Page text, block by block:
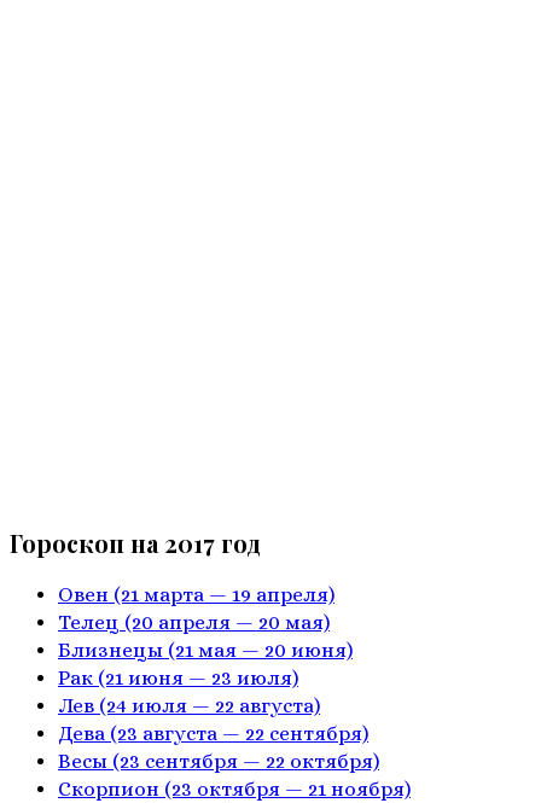
Гороскоп на 2017 год
Овен (21 марта — 19 апреля)
Телец (20 апреля — 20 мая)
Близнецы (21 мая — 20 июня)
Рак (21 июня — 23 июля)
Лев (24 июля — 22 августа)
Дева (23 августа — 22 сентября)
Весы (23 сентября — 22 октября)
Скорпион (23 октября — 21 ноября)